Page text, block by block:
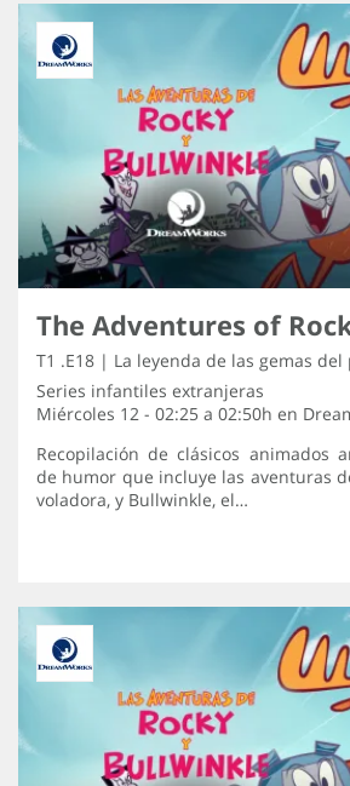
T1 .E18 | La leyenda de las gemas del
Series infantiles extranjeras
Miércoles 12 - 02:25 a 02:50h en
Recopilación de clásicos animados
de humor que incluye las aventuras
voladora, y Bullwinkle, el…